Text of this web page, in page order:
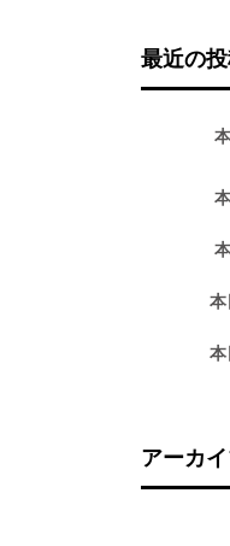
最近の
本
本
アーカ